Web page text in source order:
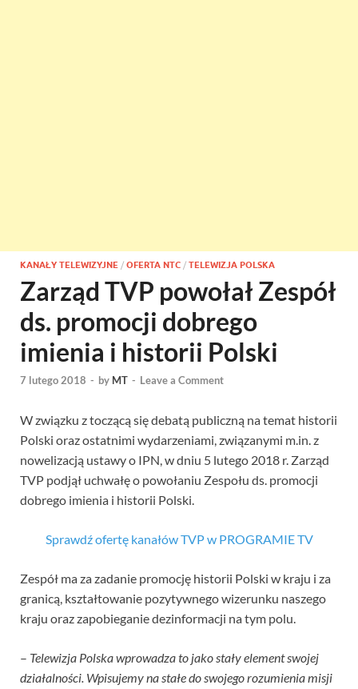
KANAŁY TELEWIZYJNE / OFERTA NTC / TELEWIZJA POLSKA
Zarząd TVP powołał Zespół
ds. promocji dobrego
imienia i historii Polski
7 lutego 2018 - by MT - Leave a Comment
W związku z toczącą się debatą publiczną na temat historii
Polski oraz ostatnimi wydarzeniami, związanymi m.in. z
nowelizacją ustawy o IPN, w dniu 5 lutego 2018 r. Zarząd
TVP podjął uchwałę o powołaniu Zespołu ds. promocji
dobrego imienia i historii Polski.
Sprawdź ofertę kanałów TVP w PROGRAMIE TV
Zespół ma za zadanie promocję historii Polski w kraju i za
granicą, kształtowanie pozytywnego wizerunku naszego
kraju oraz zapobieganie dezinformacji na tym polu.
– Telewizja Polska wprowadza to jako stały element swojej
działalności. Wpisujemy na stałe do swojego rozumienia misji